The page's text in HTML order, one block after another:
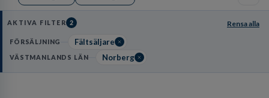
AKTIVA FILTER 2 Rensa alla
FÖRSÄLJNING Fältsäljare
VÄSTMANLANDS LÄN Norberg